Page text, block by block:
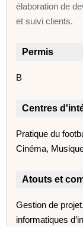
élaboration de
et suivi clients.
Permis
B
Centres
Pratique du
Cinéma,
Atouts et
Gestion de
informatiques